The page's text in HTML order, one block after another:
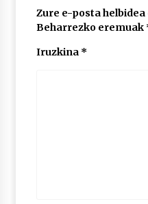
Zure e-posta
Beharrezko eremuak
Iruzkina *